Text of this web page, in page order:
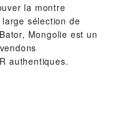
la montre
sélection de
Mongolie est un
authentiques.